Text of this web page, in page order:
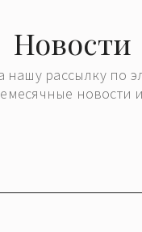
Новости
нашу рассылку по
новости